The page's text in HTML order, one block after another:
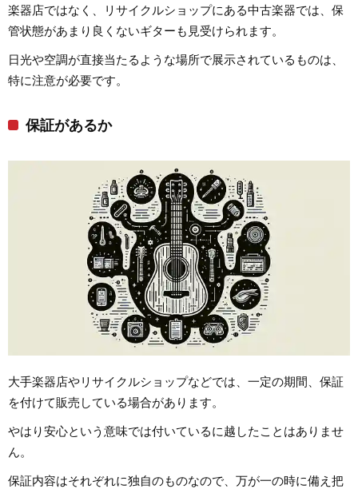
楽器店ではなく、リサイクルショップにある中古楽器では、保
管状態があまり良くないギターも見受けられます。
日光や空調が直接当たるような場所で展示されているものは、
特に注意が必要です。
保証があるか
大手楽器店やリサイクルショップなどでは、一定の期間、保証
を付けて販売している場合があります。
やはり安心という意味では付いているに越したことはありませ
ん。
保証内容はそれぞれに独自のものなので、万が一の時に備え把